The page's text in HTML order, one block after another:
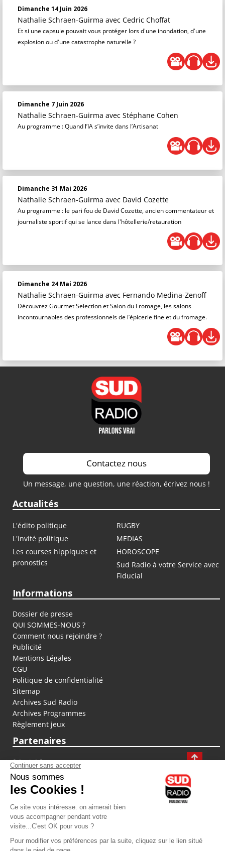
Dimanche 14 Juin 2026
Nathalie Schraen-Guirma avec Cedric Choffat
Et si une capsule pouvait vous protéger lors d'une inondation, d'une
explosion ou d'une catastrophe naturelle ?
Dimanche 7 Juin 2026
Nathalie Schraen-Guirma avec Stéphane Cohen
Au programme : Quand l’IA s’invite dans l’Artisanat
Dimanche 31 Mai 2026
Nathalie Schraen-Guirma avec David Cozette
Au programme : le pari fou de David Cozette, ancien commentateur et
journaliste sportif qui se lance dans l'hôtellerie/retauration
Dimanche 24 Mai 2026
Nathalie Schraen-Guirma avec Fernando Medina-Zenoff
Découvrez Gourmet Selection et Salon du Fromage, les salons
incontournables des professionnels de l’épicerie fine et du fromage.
Contactez nous
Un message, une question, une réaction, écrivez nous !
Actualités
L'édito politique
RUGBY
L'invité politique
MEDIAS
Les courses hippiques et
pronostics
HOROSCOPE
Sud Radio à votre Service avec
Fiducial
Informations
Dossier de presse
QUI SOMMES-NOUS ?
Comment nous rejoindre ?
Publicité
Mentions Légales
CGU
Politique de confidentialité
Sitemap
Archives Sud Radio
Archives Programmes
Règlement jeux
Partenaires
fiducial.fr
lyoncapitale.fr
olympique-et-lyonnais.com
L'application Iphone / Android
Téléchargez l'application